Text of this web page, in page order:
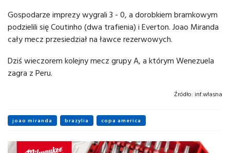
Gospodarze imprezy wygrali 3 - 0, a dorobkiem bramkowym
podzielili się Coutinho (dwa trafienia) i Everton. Joao Miranda
cały mecz przesiedział na ławce rezerwowych.
Dziś wieczorem kolejny mecz grupy A, a którym Wenezuela
zagra z Peru.
Źródło: inf.własna
joao miranda brazylia copa america